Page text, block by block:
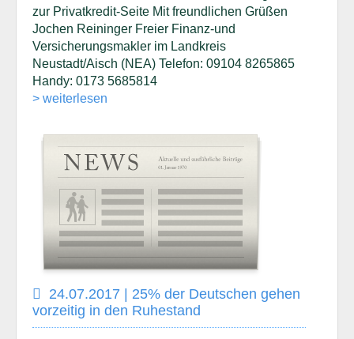
zur Privatkredit-Seite Mit freundlichen Grüßen
Jochen Reininger Freier Finanz-und
Versicherungsmakler im Landkreis
Neustadt/Aisch (NEA) Telefon: 09104 8265865
Handy: 0173 5685814
> weiterlesen
24.07.2017 | 25% der Deutschen gehen
vorzeitig in den Ruhestand